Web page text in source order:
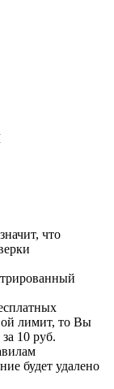
что
лимит, то Вы
10 руб.
будет удалено